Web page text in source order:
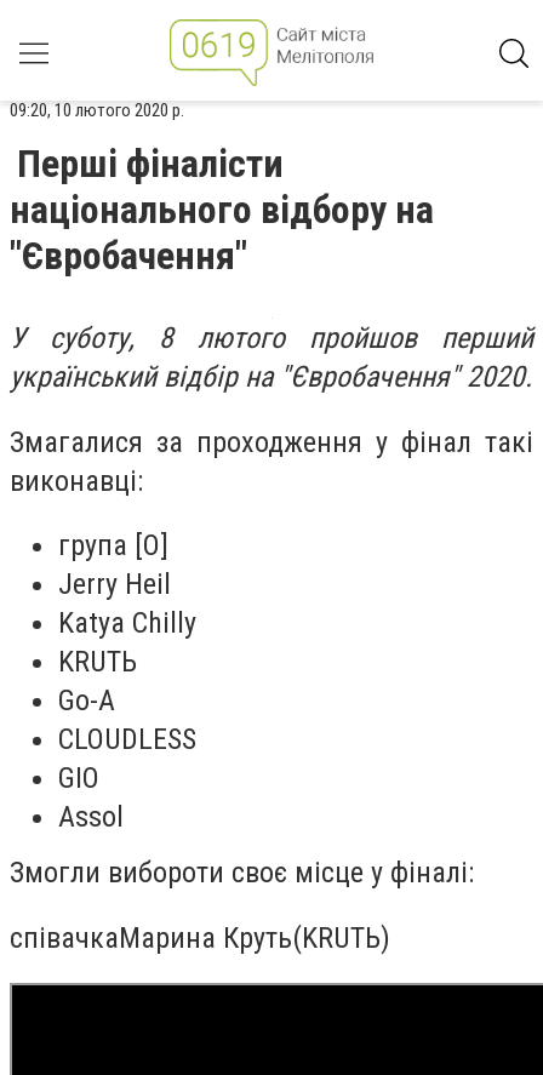
09:20, 10 лютого 2020 р.
Перші фіналісти
національного відбору на
"Євробачення"
У суботу, 8 лютого пройшов перший
український відбір на "Євробачення" 2020.
Змагалися за проходження у фінал такі
виконавці:
група [О]
Jerry Heil
Katya Chilly
KRUTЬ
Go-A
CLOUDLESS
GIO
Assol
Змогли вибороти своє місце у фіналі:
співачкаМарина Круть(KRUTЬ)